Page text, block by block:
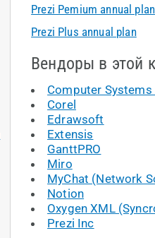
Prezi Pemium annual plan
Prezi Plus annual plan
Вендоры в этой
Computer Systems
Corel
Edrawsoft
Extensis
GanttPRO
Miro
MyChat (Network
Notion
Oxygen XML
Prezi Inc